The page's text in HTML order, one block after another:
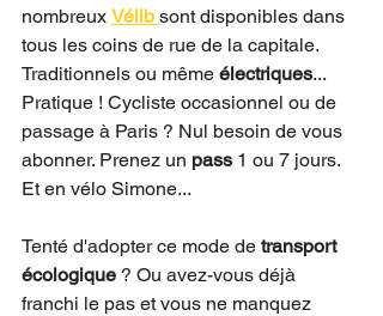
nombreux Vélib sont disponibles dans
tous les coins de rue de la capitale.
Traditionnels ou même électriques...
Pratique ! Cycliste occasionnel ou de
passage à Paris ? Nul besoin de vous
abonner. Prenez un pass 1 ou 7 jours.
Et en vélo Simone...
Tenté d'adopter ce mode de transport
écologique ? Ou avez-vous déjà
franchi le pas et vous ne manquez